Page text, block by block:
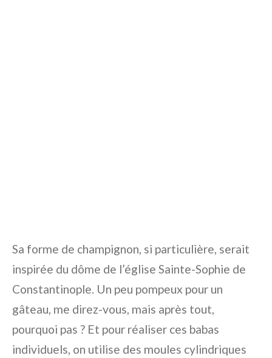
Sa forme de champignon, si particulière, serait
inspirée du dôme de l’église Sainte-Sophie de
Constantinople. Un peu pompeux pour un
gâteau, me direz-vous, mais après tout,
pourquoi pas ? Et pour réaliser ces babas
individuels, on utilise des moules cylindriques